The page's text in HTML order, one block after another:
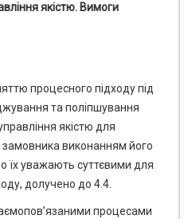
якістю. Вимоги
процесного підходу під
та поліпшування
якістю для
виконанням його
їх уважають суттєвими для
долучено до 4.4.
процесами